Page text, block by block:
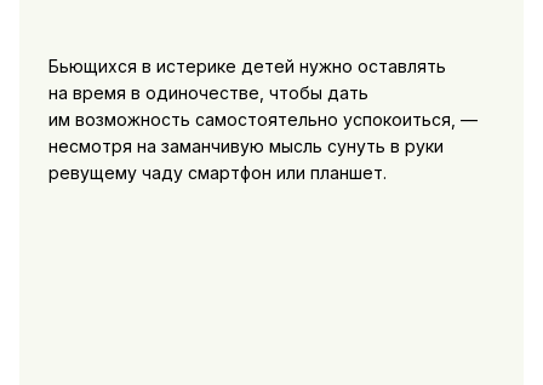
Бьющихся в истерике детей нужно оставлять
на время в одиночестве, чтобы дать
им возможность самостоятельно успокоиться, —
несмотря на заманчивую мысль сунуть в руки
ревущему чаду смартфон или планшет.